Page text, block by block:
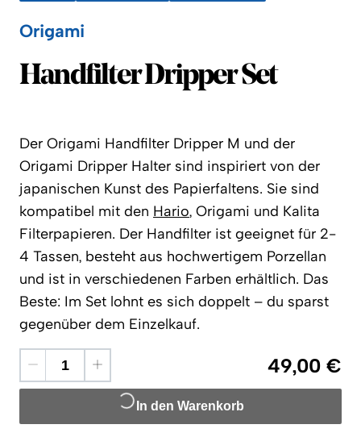
Origami
Origami
Handfilter Dripper Set
Der Origami Handfilter Dripper M und der
Origami Dripper Halter sind inspiriert von der
japanischen Kunst des Papierfaltens. Sie sind
kompatibel mit den Hario, Origami und Kalita
Filterpapieren. Der Handfilter ist geeignet für 2-
4 Tassen, besteht aus hochwertigem Porzellan
und ist in verschiedenen Farben erhältlich. Das
Beste: Im Set lohnt es sich doppelt – du sparst
gegenüber dem Einzelkauf.
49,00 €
In den Warenkorb